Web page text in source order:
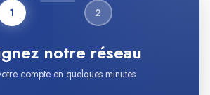
1 2
notre réseau
compte en quelques minutes